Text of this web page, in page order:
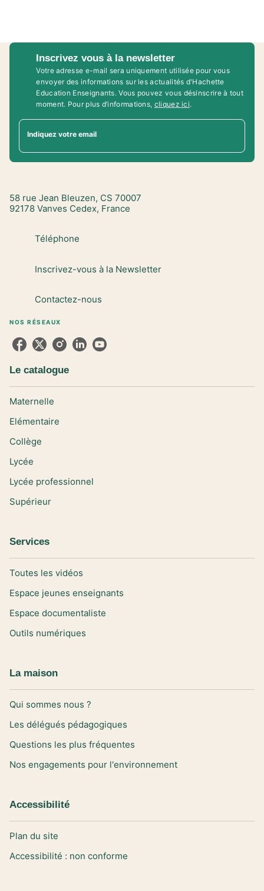
Inscrivez vous à la newsletter
Votre adresse e-mail sera uniquement utilisée pour vous
envoyer des informations sur les actualités d'Hachette
Education Enseignants. Vous pouvez vous désinscrire à tout
moment. Pour plus d’informations, cliquez ici.
Indiquez votre email
58 rue Jean Bleuzen, CS 70007
92178 Vanves Cedex, France
Téléphone
Inscrivez-vous à la Newsletter
Contactez-nous
NOS RÉSEAUX
Le catalogue
Maternelle
Elémentaire
Collège
Lycée
Lycée professionnel
Supérieur
Services
Toutes les vidéos
Espace jeunes enseignants
Espace documentaliste
Outils numériques
La maison
Qui sommes nous ?
Les délégués pédagogiques
Questions les plus fréquentes
Nos engagements pour l'environnement
Accessibilité
Plan du site
Accessibilité : non conforme